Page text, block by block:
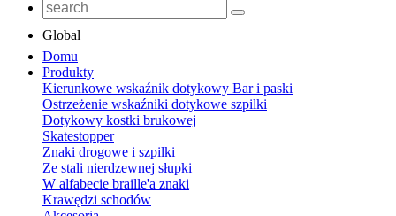
Global
Domu
Produkty
Kierunkowe wskaźnik dotykowy Bar i paski
Ostrzeżenie wskaźniki dotykowe szpilki
Dotykowy kostki brukowej
Skatestopper
Znaki drogowe i szpilki
Ze stali nierdzewnej słupki
W alfabecie braille'a znaki
Krawędzi schodów